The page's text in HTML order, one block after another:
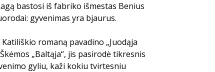
bastosi iš fabriko išmestas Benius
gyvenimas yra bjaurus.
romaną pavadino „Juodąja
„Baltąja“, jis pasirodė tikresnis
gyliu, kaži kokiu tvirtesniu